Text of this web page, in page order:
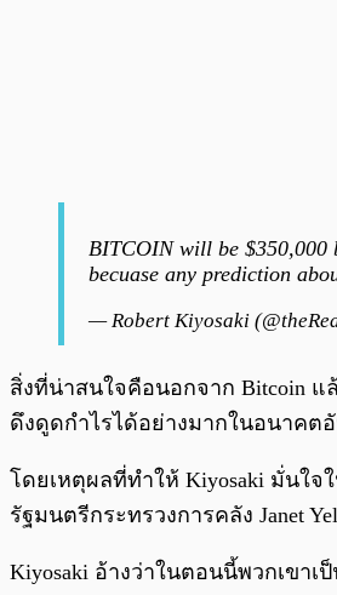
BITCOIN will be $350,000
becuase any prediction
— Robert Kiyosaki
สิ่งที่น่าสนใจคือนอกจาก Bitcoin แ
ดึงดูดกำไรได้อย่างมากในอนาคต
โดยเหตุผลที่ทำให้ Kiyosaki มั่นใ
รัฐมนตรีกระทรวงการคลัง Janet
Kiyosaki อ้างว่าในตอนนี้พวกเข